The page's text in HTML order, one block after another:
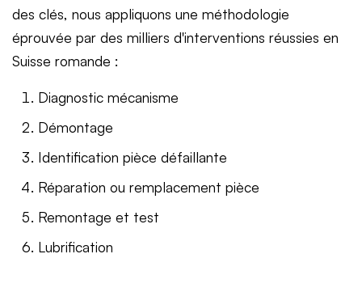
des clés, nous appliquons une méthodologie
éprouvée par des milliers d'interventions réussies en
Suisse romande :
Diagnostic mécanisme
Démontage
Identification pièce défaillante
Réparation ou remplacement pièce
Remontage et test
Lubrification